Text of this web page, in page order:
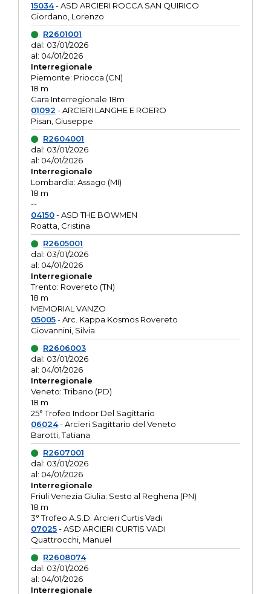
15034- ASD ARCIERI ROCCA SAN QUIRICO
Giordano, Lorenzo
R2601001
dal: 03/01/2026
al: 04/01/2026
Interregionale
Piemonte: Priocca (CN)
18 m
Gara Interregionale 18m
01092 - ARCIERI LANGHE E ROERO
Pisan, Giuseppe
R2604001
dal: 03/01/2026
al: 04/01/2026
Interregionale
Lombardia: Assago (MI)
18 m
--
04150- ASD THE BOWMEN
Roatta, Cristina
R2605001
dal: 03/01/2026
al: 04/01/2026
Interregionale
Trento: Rovereto (TN)
18 m
MEMORIAL VANZO
05005- Arc. Kappa Kosmos Rovereto
Giovannini, Silvia
R2606003
dal: 03/01/2026
al: 04/01/2026
Interregionale
Veneto: Tribano (PD)
18 m
25° Trofeo Indoor Del Sagittario
06024- Arcieri Sagittario del Veneto
Barotti, Tatiana
R2607001
dal: 03/01/2026
al: 04/01/2026
Interregionale
Friuli Venezia Giulia: Sesto al Reghena (PN)
18 m
3° Trofeo A.S.D. Arcieri Curtis Vadi
07025- ASD ARCIERI CURTIS VADI
Quattrocchi, Manuel
R2608074
dal: 03/01/2026
al: 04/01/2026
Interregionale